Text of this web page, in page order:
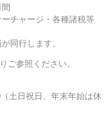
チャージ・各種諸税等
します。
ご参照ください。
土日祝日、年末年始は休